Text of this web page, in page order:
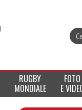
RUGBY
MONDIALE
FOTO
E